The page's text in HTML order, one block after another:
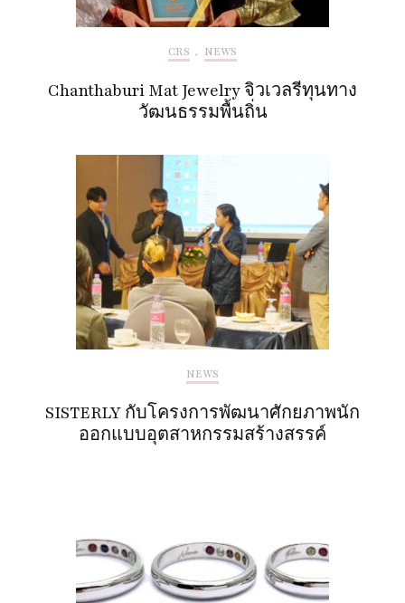
CRS , NEWS
Chanthaburi Mat Jewelry จิวเวลรีทุนทาง
วัฒนธรรมพื้นถิ่น
NEWS
SISTERLY กับโครงการพัฒนาศักยภาพนัก
ออกแบบอุตสาหกรรมสร้างสรรค์